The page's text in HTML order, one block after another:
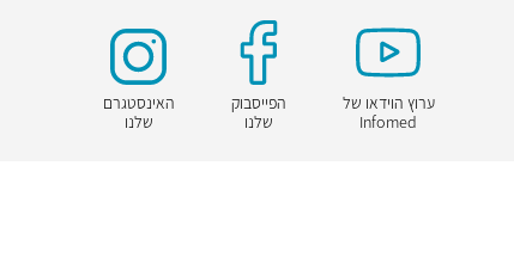
ערוץ הוידאו של
Infomed
הפייסבוק
שלנו
האינסטגרם
שלנו